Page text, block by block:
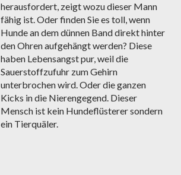
herausfordert, zeigt wozu dieser Mann
fähig ist. Oder finden Sie es toll, wenn
Hunde an dem dünnen Band direkt hinter
den Ohren aufgehängt werden? Diese
haben Lebensangst pur, weil die
Sauerstoffzufuhr zum Gehirn
unterbrochen wird. Oder die ganzen
Kicks in die Nierengegend. Dieser
Mensch ist kein Hundeflüsterer sondern
ein Tierquäler.